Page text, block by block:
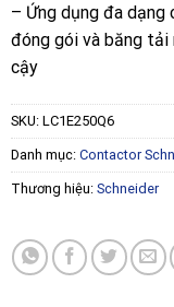
– Ứng dụng đa dạng
đóng gói và băng tải
cậy
SKU: LC1E250Q6
Danh mục: Contactor
Thương hiệu: Schneider